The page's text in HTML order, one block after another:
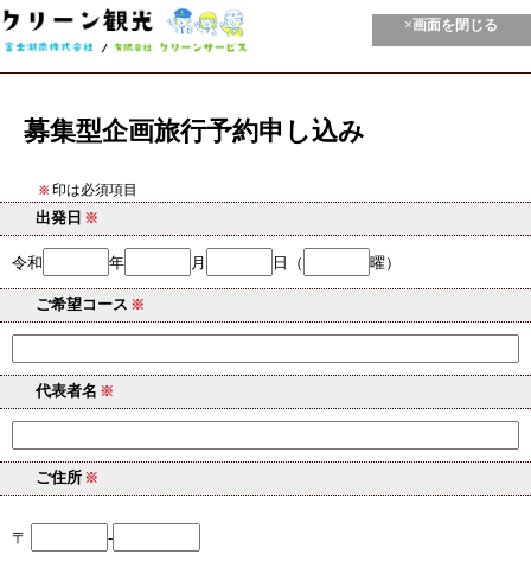
×画面を閉じる
募集型企画旅行予約申し込み
※ 印は必須項目
出発日 ※
令和 年 月 日（ 曜）
ご希望コース ※
代表者名 ※
ご住所 ※
〒 -